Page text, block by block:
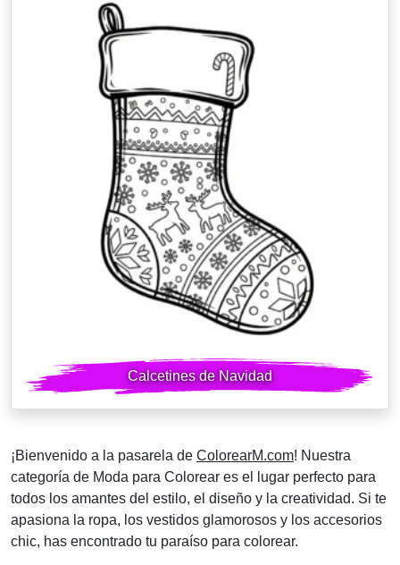
Calcetines de Navidad
¡Bienvenido a la pasarela de ColorearM.com! Nuestra
categoría de Moda para Colorear es el lugar perfecto para
todos los amantes del estilo, el diseño y la creatividad. Si te
apasiona la ropa, los vestidos glamorosos y los accesorios
chic, has encontrado tu paraíso para colorear.